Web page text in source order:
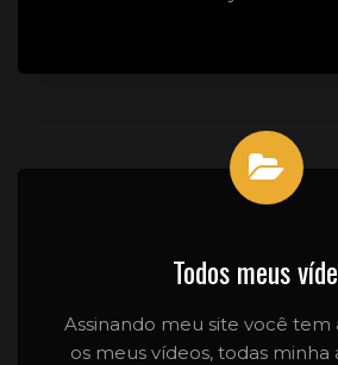
Todos meus
Assinando meu site você tem
os meus vídeos, todas minha